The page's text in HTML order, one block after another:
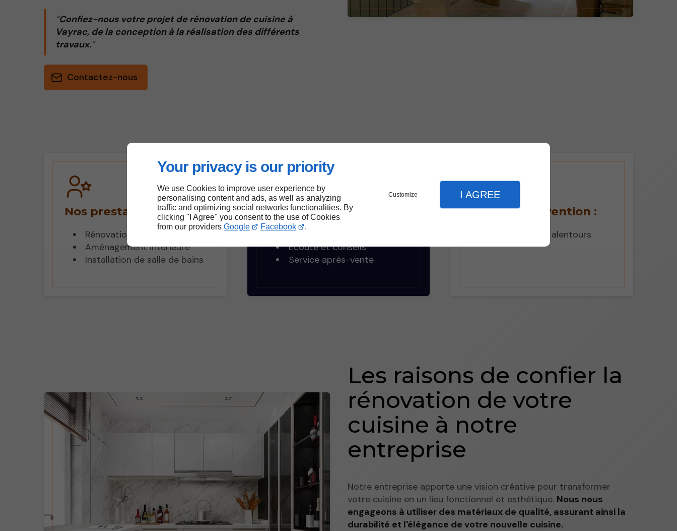
Your privacy is our priority
We use Cookies to improve user experience by
personalising content and ads, as well as analyzing
traffic and optimizing social networks functionalities. By
clicking "I Agree" you consent to the use of Cookies
from our providers Google Facebook .
Customize I AGREE
Confiez-nous votre projet de rénovation de cuisine à
Vayrac, de la conception à la réalisation des différents
travaux.
Contactez-nous
Nos prestations :
Rénovation de cuisine
Aménagement intérieure
Installation de salle de bains
Nos points forts :
Étude de faisabilité
Écoute et conseils
Service après-vente
Zone d'intervention :
Vayrac et ses alentours
Les raisons de confier la
rénovation de votre
cuisine à notre
entreprise
Notre entreprise apporte une vision créative pour transformer
votre cuisine en un lieu fonctionnel et esthétique. Nous nous
engageons à utiliser des matériaux de qualité, assurant ainsi la
durabilité et l'élégance de votre nouvelle cuisine.